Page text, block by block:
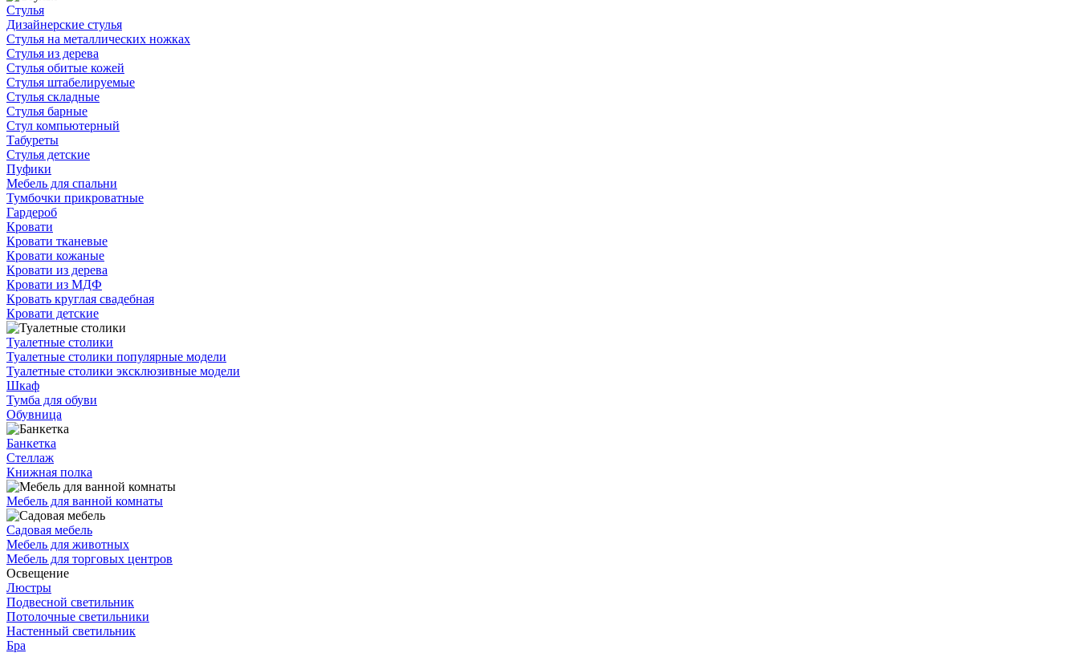
Стулья
Дизайнерские стулья
Стулья на металлических ножках
Стулья из дерева
Стулья обитые кожей
Стулья штабелируемые
Стулья складные
Стулья барные
Стул компьютерный
Табуреты
Стулья детские
Пуфики
Мебель для спальни
Тумбочки прикроватные
Гардероб
Кровати
Кровати тканевые
Кровати кожаные
Кровати из дерева
Кровати из МДФ
Кровать круглая свадебная
Кровати детские
Туалетные столики
Туалетные столики популярные модели
Туалетные столики эксклюзивные модели
Шкаф
Тумба для обуви
Обувница
Банкетка
Стеллаж
Книжная полка
Мебель для ванной комнаты
Садовая мебель
Мебель для животных
Мебель для торговых центров
Освещение
Люстры
Подвесной светильник
Потолочные светильники
Настенный светильник
Бра